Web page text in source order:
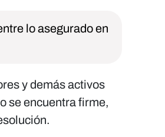
lo asegurado en
y demás activos
se encuentra firme,